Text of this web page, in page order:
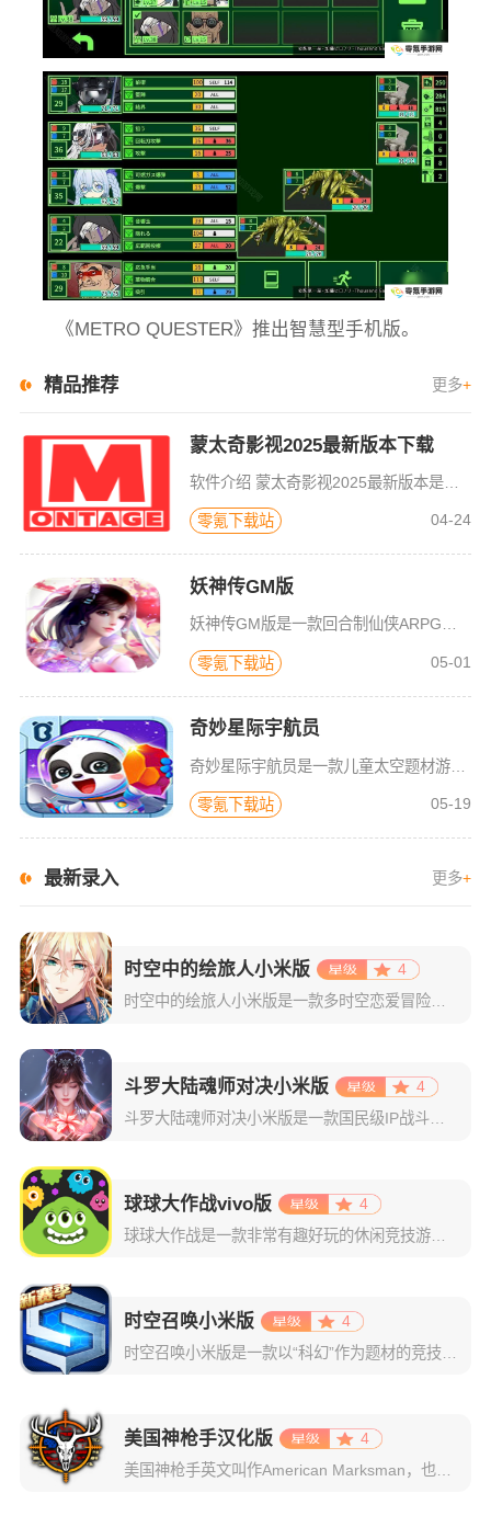
《METRO QUESTER》推出智慧型手机版。
精品推荐 更多+
蒙太奇影视2025最新版本下载
软件介绍 蒙太奇影视2025最新版本是一款全面升级的追剧看片软件。它整合了好多不同平台的影视资源，让我们不
零氪下载站 04-24
妖神传GM版
妖神传GM版是一款回合制仙侠ARPG游戏，游戏画风可爱Q萌，建模也非常精致。虽是一款回合制游戏，但是在游戏局外，玩家可以自由的在辽阔的地图内玩耍探索，3D全景视角，不放过每一个风景。更有可爱的骑宠供玩
零氪下载站 05-01
奇妙星际宇航员
奇妙星际宇航员是一款儿童太空题材游戏，太空是什么样子？宇航员在空间站如何生活？小朋友们一定很好奇，游戏中包含了很多关于宇宙的百科知识，配合小游戏的玩法，可以让宝宝们在一遍玩耍中学习关于神秘宇宙的知识，
零氪下载站 05-19
最新录入 更多+
时空中的绘旅人小米版
4
斗罗大陆魂师对决小米版
4
球球大作战vivo版
4
时空召唤小米版
4
美国神枪手汉化版
4